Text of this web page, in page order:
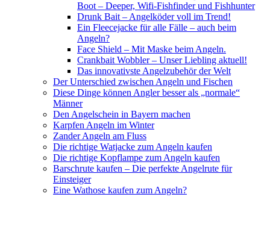
Boot – Deeper, Wifi-Fishfinder und Fishhunter
Drunk Bait – Angelköder voll im Trend!
Ein Fleecejacke für alle Fälle – auch beim
Angeln?
Face Shield – Mit Maske beim Angeln.
Crankbait Wobbler – Unser Liebling aktuell!
Das innovativste Angelzubehör der Welt
Der Unterschied zwischen Angeln und Fischen
Diese Dinge können Angler besser als „normale“
Männer
Den Angelschein in Bayern machen
Karpfen Angeln im Winter
Zander Angeln am Fluss
Die richtige Watjacke zum Angeln kaufen
Die richtige Kopflampe zum Angeln kaufen
Barschrute kaufen – Die perfekte Angelrute für
Einsteiger
Eine Wathose kaufen zum Angeln?